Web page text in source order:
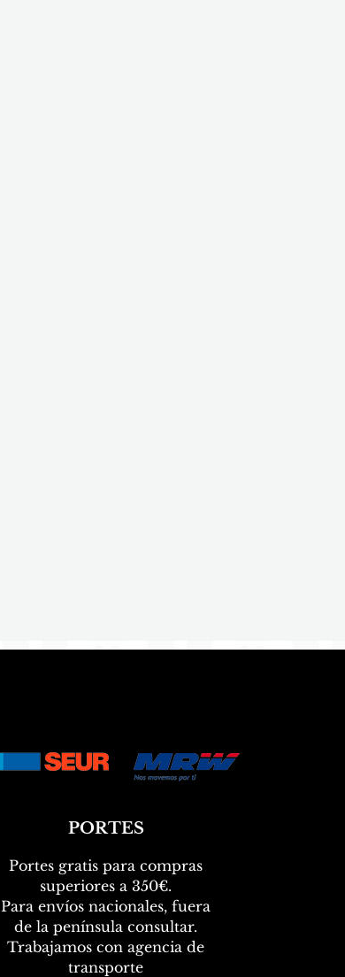
PORTES
Portes gratis para compras
superiores a 350€.
Para envíos nacionales, fuera
de la península consultar.
Trabajamos con agencia de
transporte